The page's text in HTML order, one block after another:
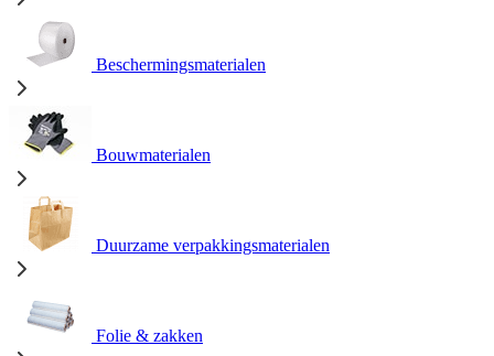
Beschermingsmaterialen
Bouwmaterialen
Duurzame verpakkingsmaterialen
Folie & zakken